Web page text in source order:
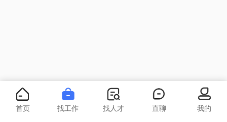
首页 找工作 找人才 直聊 我的